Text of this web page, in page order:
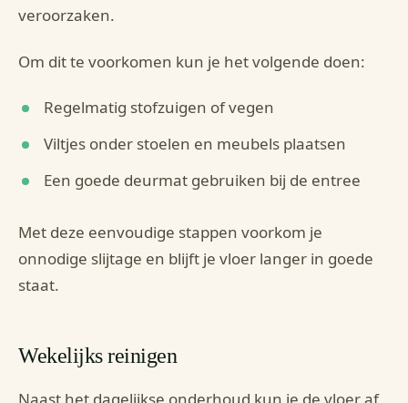
veroorzaken.
Om dit te voorkomen kun je het volgende doen:
Regelmatig stofzuigen of vegen
Viltjes onder stoelen en meubels plaatsen
Een goede deurmat gebruiken bij de entree
Met deze eenvoudige stappen voorkom je
onnodige slijtage en blijft je vloer langer in goede
staat.
Wekelijks reinigen